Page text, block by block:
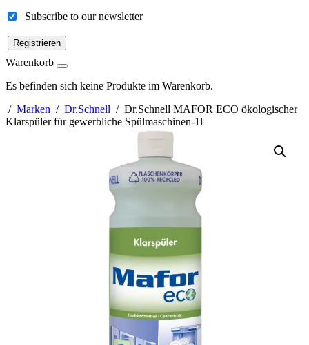
Subscribe to our newsletter
Registrieren
Warenkorb
Es befinden sich keine Produkte im Warenkorb.
/ Marken / Dr.Schnell / Dr.Schnell MAFOR ECO ökologischer
Klarspüler für gewerbliche Spülmaschinen-1l